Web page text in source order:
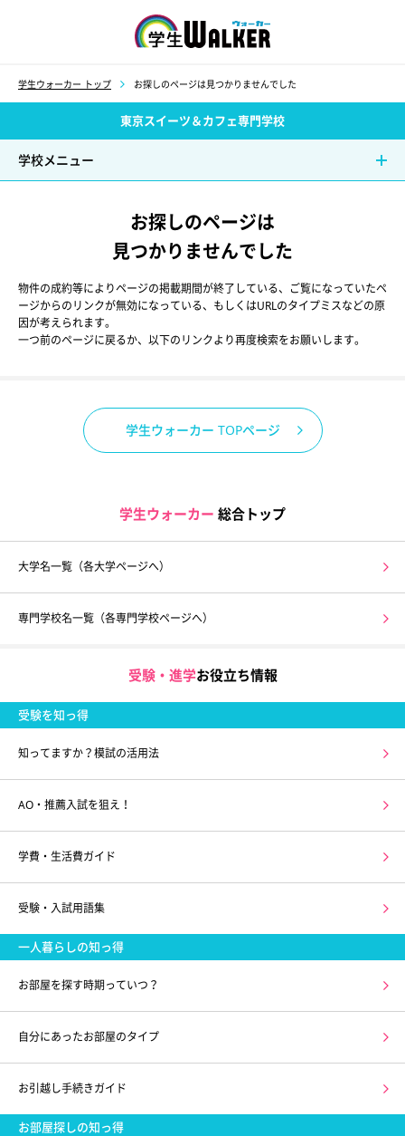
学生ウォーカー トップ お探しのページは見つかりませんでした
東京スイーツ＆カフェ専門学校
学校メニュー
お探しのページは
見つかりませんでした
物件の成約等によりページの掲載期間が終了している、ご覧になっていたペ
ージからのリンクが無効になっている、もしくはURLのタイプミスなどの原
因が考えられます。
一つ前のページに戻るか、以下のリンクより再度検索をお願いします。
学生ウォーカー TOPページ
学生ウォーカー 総合トップ
大学名一覧（各大学ページへ）
専門学校名一覧（各専門学校ページへ）
受験・進学お役立ち情報
受験を知っ得
知ってますか？模試の活用法
AO・推薦入試を狙え！
学費・生活費ガイド
受験・入試用語集
一人暮らしの知っ得
お部屋を探す時期っていつ？
自分にあったお部屋のタイプ
お引越し手続きガイド
お部屋探しの知っ得